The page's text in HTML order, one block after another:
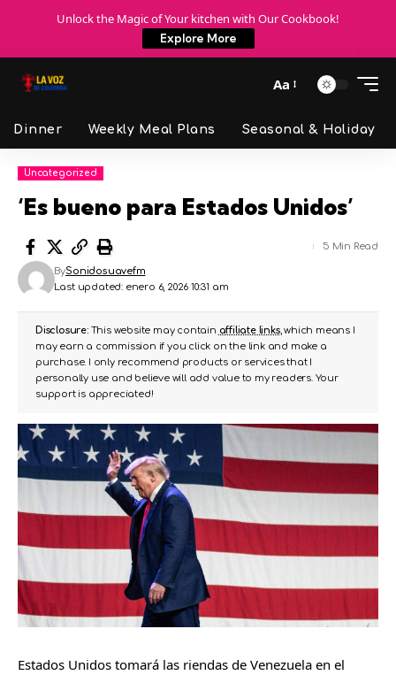
Unlock the Magic of Your kitchen with Our Cookbook!
Explore More
Aa
Dinner Weekly Meal Plans Seasonal & Holiday
Uncategorized
‘Es bueno para Estados Unidos’
Last updated: enero 6, 2026 10:31 am
BySonidosuavefm
5 Min Read
Disclosure:This website may contain affiliate links, which means I
may earn a commission if you click on the link and make a
purchase. I only recommend products or services that I
personally use and believe will add value to my readers. Your
support is appreciated!
Estados Unidos tomará las riendas de Venezuela en el